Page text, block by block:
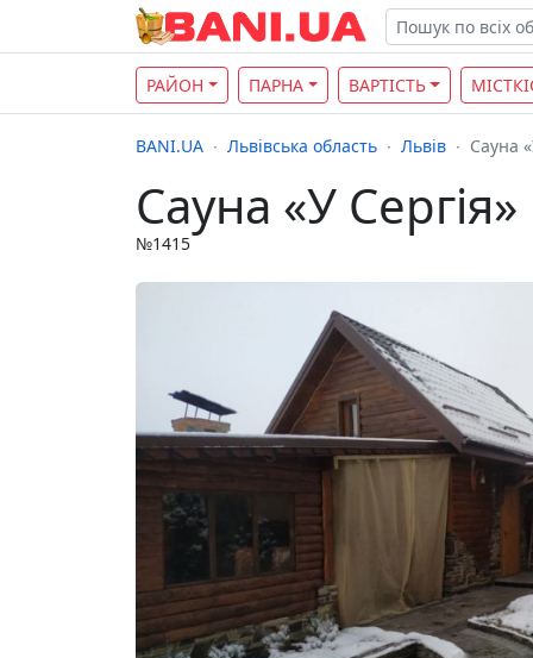
РАЙОН ПАРНА ВАРТІСТЬ
BANI.UA Львівська область Львів Сауна
Сауна «У Сергія»
№1415